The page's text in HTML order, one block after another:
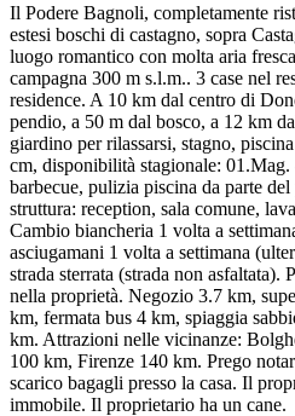
Il Podere Bagnoli, completamente
estesi boschi di castagno, sopra
luogo romantico con molta aria
campagna 300 m s.l.m.. 3 case nel
residence. A 10 km dal centro di
pendio, a 50 m dal bosco, a 12 km
giardino per rilassarsi, stagno,
cm, disponibilità stagionale:
barbecue, pulizia piscina da parte
struttura: reception, sala comune,
Cambio biancheria 1 volta a
asciugamani 1 volta a settimana
strada sterrata (strada non
nella proprietà. Negozio 3.7 km,
km, fermata bus 4 km, spiaggia
km. Attrazioni nelle vicinanze:
100 km, Firenze 140 km. Prego
scarico bagagli presso la casa. Il
immobile. Il proprietario ha un cane.